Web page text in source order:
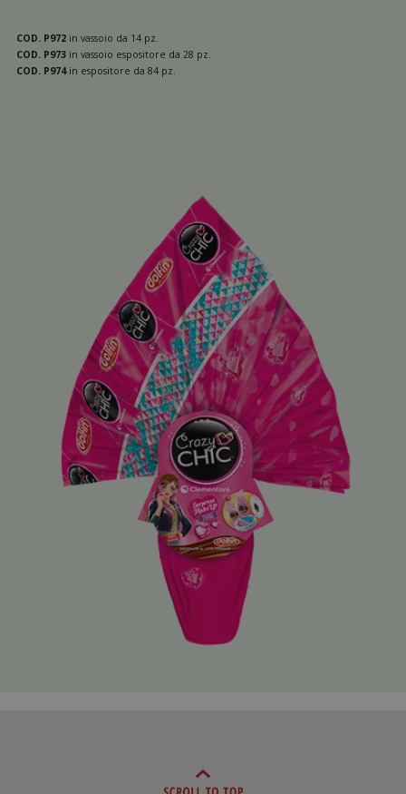
Polaretti 220 g
Fast Crash 220gr
Big Toys 220g.
Me contro Te 320g
La Principessa dei Sogni Alysel 320 g
COD. P972 in vassoio da 14 pz.
COD. P973 in vassoio espositore da 28 pz.
COD. P974in espositore da 84 pz.